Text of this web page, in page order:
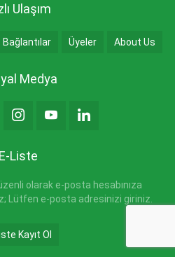
Ulaşım
Bağlantılar Üyeler About Us
Medya
E-Liste
olarak e-posta hesabınıza
Lütfen e-posta adresinizi giriniz.
Kayıt Ol